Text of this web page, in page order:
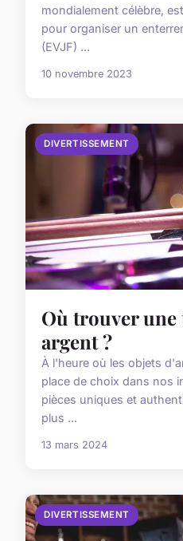
mondialement célèbre,
pour organiser un
(EVJF) ...
10 novembre 2023
DIVERTISSEMENT
Où trouver une
argent ?
À l'heure où les objets
place de choix dans nos
pièces uniques et
plus ...
13 mars 2024
DIVERTISSEMENT